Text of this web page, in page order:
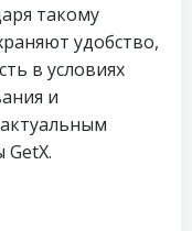
такому
удобство,
в условиях
и